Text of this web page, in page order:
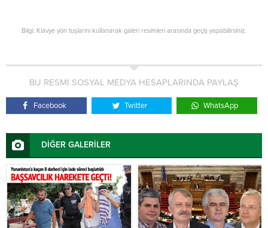
Bilgi: Klavye yön tuşlarını kullanarak galeri resimleri arasında geçiş yapabilirsiniz.
BU RESMİ SOSYAL MEDYA HESAPLARINDA PAYLAŞ
Facebook Twitter WhatsApp
DİĞER GALERİLER